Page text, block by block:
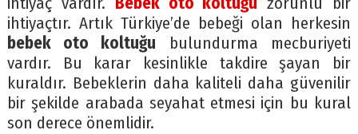
ihtiyaçtır. Artık Türkiye’de bebeği olan herkesin
bebek oto koltuğu bulundurma mecburiyeti
vardır. Bu karar kesinlikle takdire şayan bir
kuraldır. Bebeklerin daha kaliteli daha güvenilir
bir şekilde arabada seyahat etmesi için bu kural
son derece önemlidir.